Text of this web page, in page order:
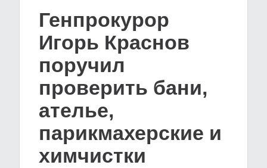
Генпрокурор
Игорь Краснов
поручил
проверить бани,
ателье,
парикмахерские и
химчистки